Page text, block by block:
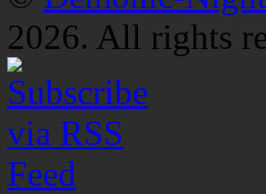
2026. All rights